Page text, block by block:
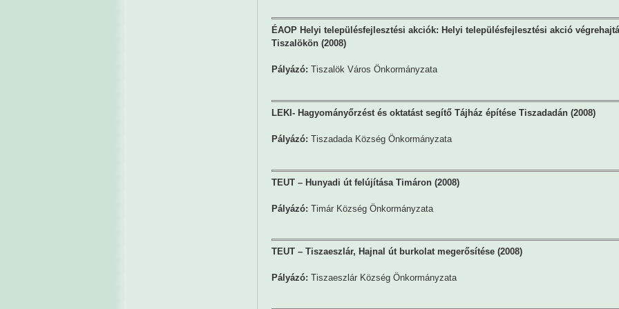
ÉAOP Helyi településfejlesztési akciók: Helyi településfejlesztési akció
Tiszalökön (2008)
Pályázó: Tiszalök Város Önkormányzata
LEKI- Hagyományőrzést és oktatást segítő Tájház építése Tiszadadán (2008)
Pályázó: Tiszadada Község Önkormányzata
TEUT – Hunyadi út felújítása Timáron (2008)
Pályázó: Timár Község Önkormányzata
TEUT – Tiszaeszlár, Hajnal út burkolat megerősítése (2008)
Pályázó: Tiszaeszlár Község Önkormányzata